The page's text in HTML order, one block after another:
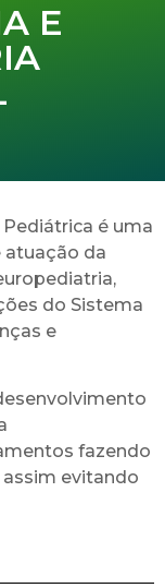
E
é uma
atuação da
do Sistema
e
fazendo
evitando